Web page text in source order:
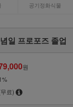
공기정화식물
일 프로포즈 졸업
원
료)